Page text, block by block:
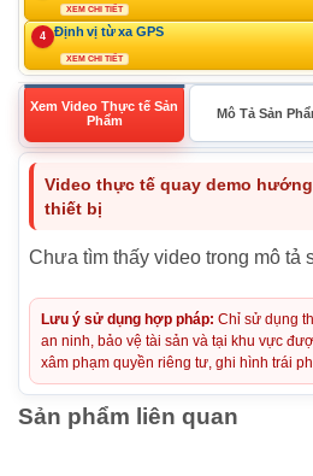
XEM CHI TIẾT
4 Định vị từ xa GPS
XEM CHI TIẾT
Xem Video Thực tế Sản
Phẩm
Mô Tả Sản
Video thực tế quay demo
thiết bị
Chưa tìm thấy video trong mô tả
Lưu ý sử dụng hợp pháp: Chỉ sử dụng
an ninh, bảo vệ tài sản và tại khu vực
xâm phạm quyền riêng tư, ghi hình trái
Sản phẩm liên quan